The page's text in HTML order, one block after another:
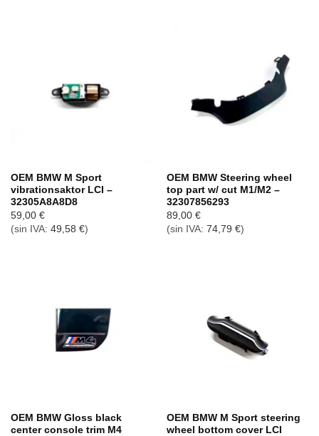
OEM BMW M Sport
vibrationsaktor LCI –
32305A8A8D8
59,00 €
(sin IVA: 49,58 €)
OEM BMW Steering wheel
top part w/ cut M1/M2 –
32307856293
89,00 €
(sin IVA: 74,79 €)
OEM BMW Gloss black
center console trim M4
OEM BMW M Sport steering
wheel bottom cover LCI